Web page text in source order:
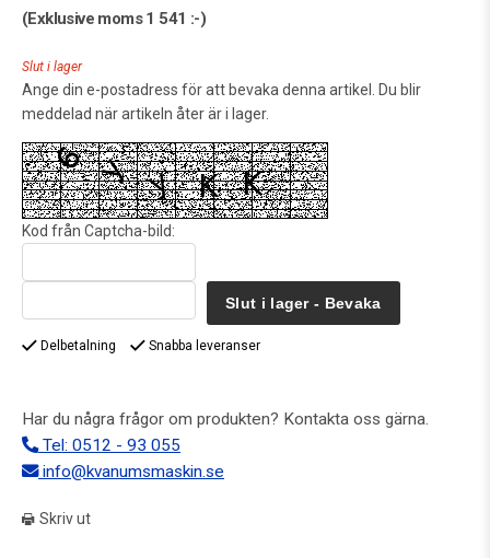
(Exklusive moms1 541 :-)
Slut i lager
Ange din e-postadress för att bevaka denna artikel. Du blir
meddelad när artikeln åter är i lager.
Kod från Captcha-bild:
Slut i lager - Bevaka
Delbetalning Snabba leveranser
Har du några frågor om produkten? Kontakta oss gärna.
Tel: 0512 - 93 055
info@kvanumsmaskin.se
Skriv ut